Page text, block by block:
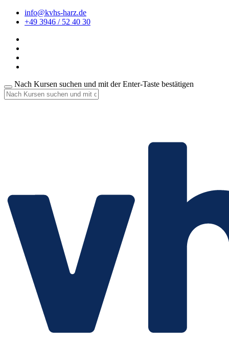
info@kvhs-harz.de
+49 3946 / 52 40 30
Nach Kursen suchen und mit der Enter-Taste bestätigen